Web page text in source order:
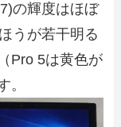
の輝度はほぼ
うが若干明る
Pro 5は黄色が
。